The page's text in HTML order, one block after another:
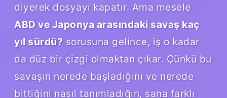
diyerek dosyayı kapatır. Ama mesele
ABD ve Japonya arasındaki savaş kaç
yıl sürdü?sorusuna gelince, iş o kadar
da düz bir çizgi olmaktan çıkar. Çünkü bu
savaşın nerede başladığını ve nerede
bittiğini nasıl tanımladığın, sana farklı